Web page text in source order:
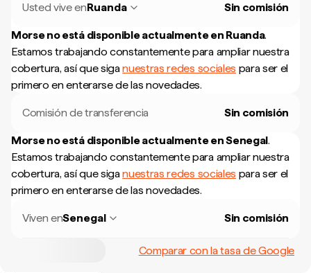
Usted vive enRuanda Sin comisión
Morse no está disponible actualmente en Ruanda.
Estamos trabajando constantemente para ampliar nuestra
cobertura, así que siganuestras redes sociales para ser el
primero en enterarse de las novedades.
Comisión de transferencia Sin comisión
Morse no está disponible actualmente enSenegal.
Estamos trabajando constantemente para ampliar nuestra
cobertura, así que siganuestras redes sociales para ser el
primero en enterarse de las novedades.
Viven enSenegal Sin comisión
Comparar con la tasa de Google